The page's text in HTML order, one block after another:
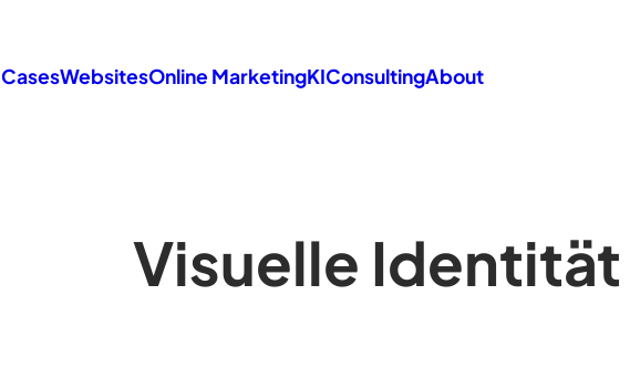
CasesWebsitesOnline MarketingKIConsultingAbout
Visuelle Identität